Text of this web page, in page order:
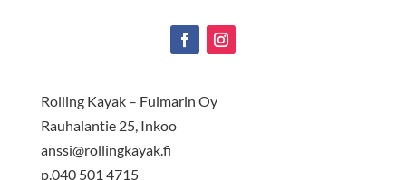
Rolling Kayak – Fulmarin Oy
Rauhalantie 25, Inkoo
anssi@rollingkayak.fi
p.040 501 4715